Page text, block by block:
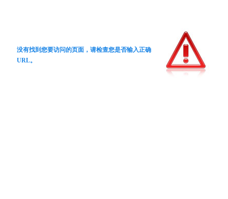
没有找到您要访问的页面，请检查您是否输入正确
URL。